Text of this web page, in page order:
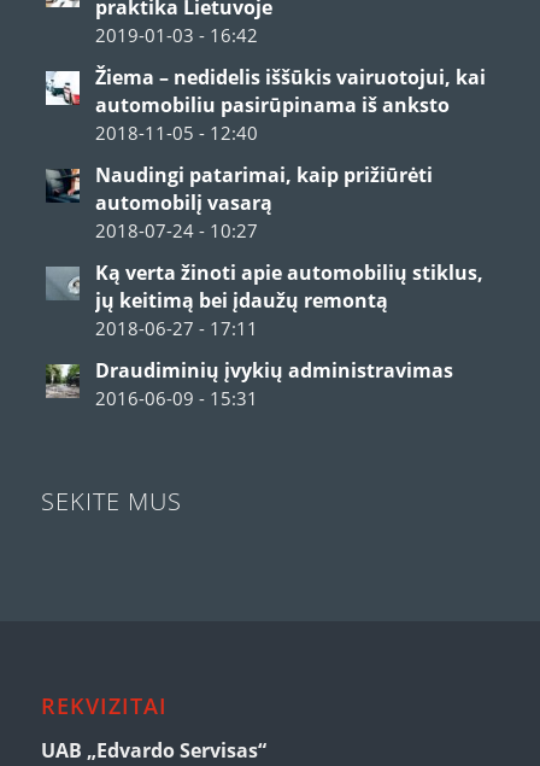
praktika Lietuvoje
2019-01-03 - 16:42
Žiema – nedidelis iššūkis vairuotojui, kai
automobiliu pasirūpinama iš anksto
2018-11-05 - 12:40
Naudingi patarimai, kaip prižiūrėti
automobilį vasarą
2018-07-24 - 10:27
Ką verta žinoti apie automobilių stiklus,
jų keitimą bei įdaužų remontą
2018-06-27 - 17:11
Draudiminių įvykių administravimas
2016-06-09 - 15:31
SEKITE MUS
REKVIZITAI
UAB „Edvardo Servisas“